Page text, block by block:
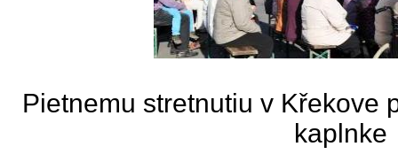
Pietnemu stretnutiu v Křekove
kaplnke